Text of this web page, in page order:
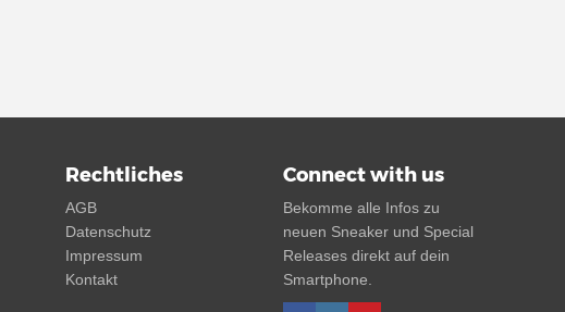
Rechtliches
AGB
Datenschutz
Impressum
Kontakt
Connect with us
Bekomme alle Infos zu
neuen Sneaker und Special
Releases direkt auf dein
Smartphone.